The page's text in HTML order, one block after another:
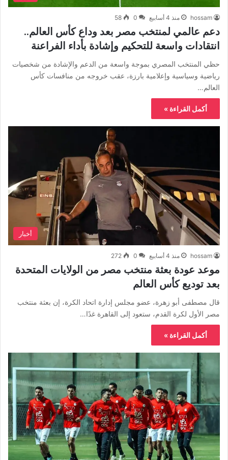
hossam منذ 4 أسابيع 0
58
دعم عالمي لمنتخب مصر بعد وداع كأس العالم..
انتقادات واسعة للتحكيم وإشادة بأداء الفراعنة
حظي المنتخب المصري بموجة واسعة من الدعم والإشادة من شخصيات
رياضية وسياسية وإعلامية بارزة، عقب خروجه من منافسات كأس
العالم…
أكمل القراءة »
أخبار
hossam منذ 4 أسابيع 0
272
موعد عودة بعثة منتخب مصر من الولايات المتحدة
بعد توديع كأس العالم
قال مصطفى أبو زهرة، عضو مجلس إدارة اتحاد الكرة، إن بعثة منتخب
مصر الأول لكرة القدم، ستعود إلى القاهرة غدًا…
أكمل القراءة »